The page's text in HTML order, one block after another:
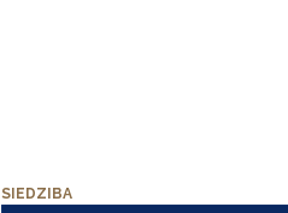
SIEDZIBA